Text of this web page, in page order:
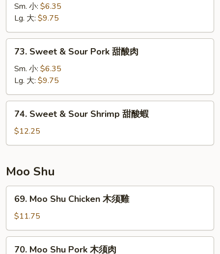
Sour
Chicken
甜
Sm. 小: $6.35
Lg. 大: $9.75
73.
Sweet
Sour
Pork
甜
73. Sweet & Sour Pork 甜酸肉
Sm. 小: $6.35
Lg. 大: $9.75
74.
Sweet
Sour
甜
酸
蝦
74. Sweet & Sour Shrimp 甜酸蝦
$12.25
Moo Shu
69.
Moo
Shu
Chicken
木
69. Moo Shu Chicken 木须雞
$11.75
70.
70. Moo Shu Pork 木须肉